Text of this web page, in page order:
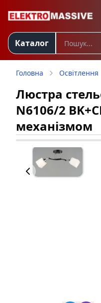
Каталог
Головна Освітлення
Люстра
N6106/2
механізмом